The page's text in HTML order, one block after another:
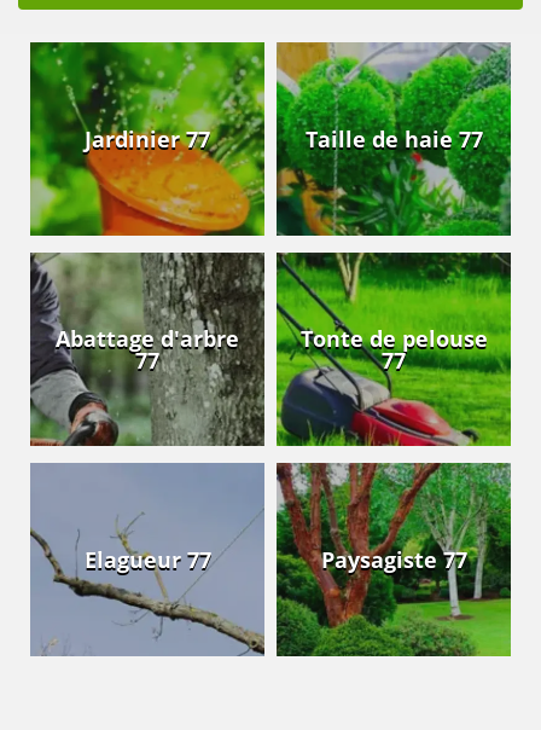
Jardinier 77 Taille de haie 77
Abattage d'arbre
77
Tonte de pelouse
77
Elagueur 77 Paysagiste 77